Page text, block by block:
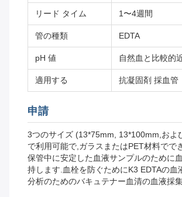
リード タイム 1〜4週間
管の種類 EDTA
pH 値 自然血と比較的
適用する 抗凝固剤 採血管
申請
3つのサイズ (13*75mm, 13*100mm,およ
で利用可能で,ガラスまたはPET材料でで
保管中に安定した血液サンプルのために
持します.血栓を防ぐためにK3 EDTAの血
分析のためのバキュテナー血清の血液採